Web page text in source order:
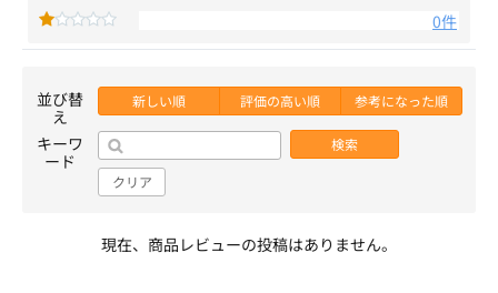
0件
並び替
え
新しい順 評価の高い順 参考になった順
キーワ
ード
検索
クリア
現在、商品レビューの投稿はありません。